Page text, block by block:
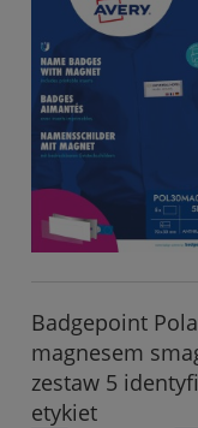
Badgepoint
magnesem
zestaw 5
etykiet